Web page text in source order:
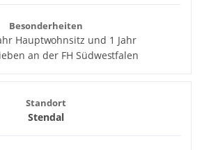
Besonderheiten
Hauptwohnsitz und 1 Jahr
an der FH Südwestfalen
Standort
Stendal